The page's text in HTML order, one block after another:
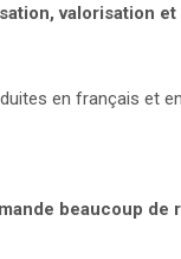
valorisation
en français et
beaucoup de